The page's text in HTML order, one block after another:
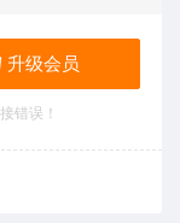
升级会员
错误！